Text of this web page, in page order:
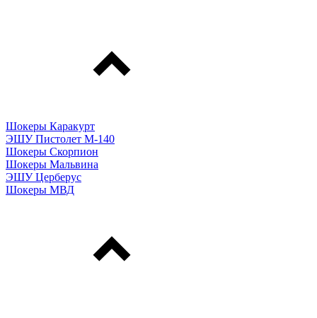
Шокеры Каракурт
ЭШУ Пистолет М-140
Шокеры Скорпион
Шокеры Мальвина
ЭШУ Церберус
Шокеры МВД